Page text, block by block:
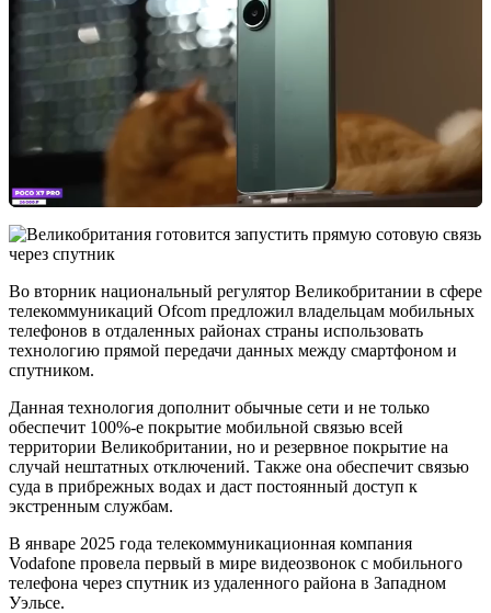
Во вторник национальный регулятор Великобритании в сфере
телекоммуникаций Ofcom предложил владельцам мобильных
телефонов в отдаленных районах страны использовать
технологию прямой передачи данных между смартфоном и
спутником.
Данная технология дополнит обычные сети и не только
обеспечит 100%-е покрытие мобильной связью всей
территории Великобритании, но и резервное покрытие на
случай нештатных отключений. Также она обеспечит связью
суда в прибрежных водах и даст постоянный доступ к
экстренным службам.
В январе 2025 года телекоммуникационная компания
Vodafone провела первый в мире видеозвонок с мобильного
телефона через спутник из удаленного района в Западном
Уэльсе.